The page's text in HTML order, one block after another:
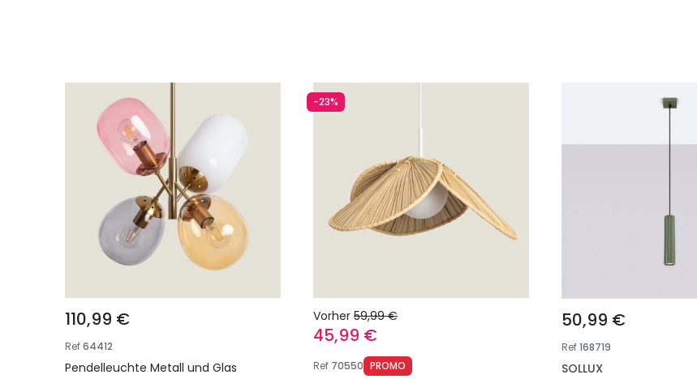
110,99 €
Ref64412
Pendelleuchte Metall und Glas
-23%
Vorher 59,99 €
45,99 €
Ref 70550 PROMO
50,99 €
Ref168719
SOLLUX